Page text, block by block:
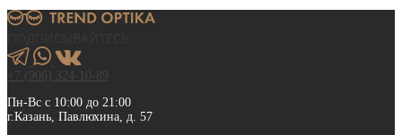
+7 (906) 324-10-89
Пн-Вс с 10:00 до 21:00
г.Казань, Павлюхина, д. 57